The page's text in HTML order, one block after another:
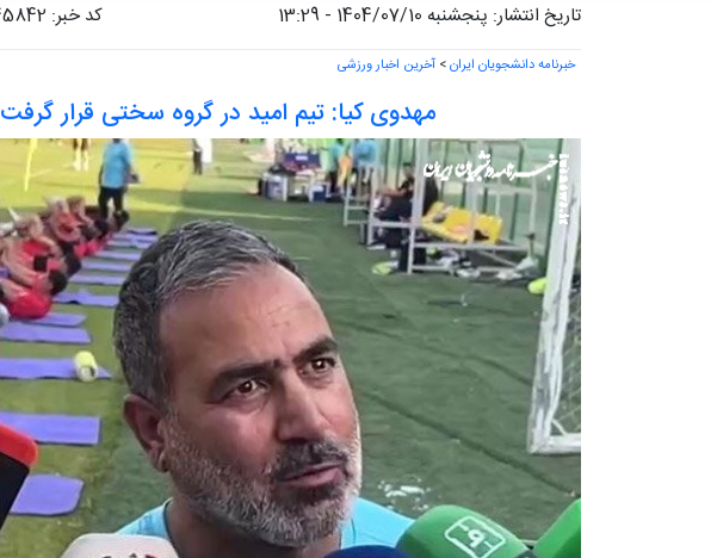
تاریخ انتشار: پنجشنبه 1404/07/10 - 13:29 کد خبر: 545842
خبرنامه دانشجویان ایران> آخرین اخبار ورزشی
مهدوی کیا: تیم امید در گروه سختی قرار گرفت